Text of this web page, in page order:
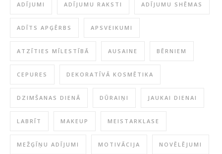
ADĪJUMI ADĪJUMU RAKSTI ADĪJUMU SHĒMAS
ADĪTS APĢĒRBS APSVEIKUMI
ATZĪTIES MĪLESTĪBĀ AUSAINE BĒRNIEM
CEPURES DEKORATĪVĀ KOSMĒTIKA
DZIMŠANAS DIENĀ DŪRAIŅI JAUKAI DIENAI
LABRĪT MAKEUP MEISTARKLASE
MEŽĢĪŅU ADĪJUMI MOTIVĀCIJA NOVĒLĒJUMI